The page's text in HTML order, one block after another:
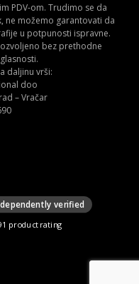
PDV-om. Trudimo se da
ne možemo garantovati da
u potpunosti ispravne.
bez prethodne
daljinu vrši:
doo
– Vračar
verified
product rating